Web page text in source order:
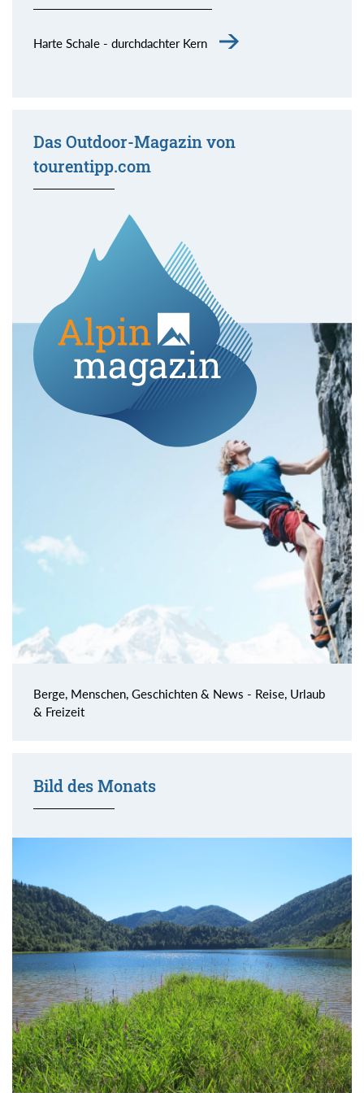
Harte Schale - durchdachter Kern
Das Outdoor-Magazin von
tourentipp.com
Berge, Menschen, Geschichten & News - Reise, Urlaub
& Freizeit
Bild des Monats